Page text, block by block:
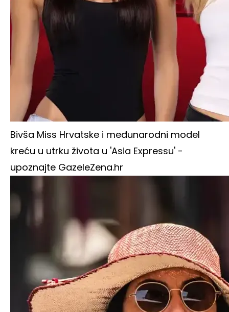
Bivša Miss Hrvatske i međunarodni model
kreću u utrku života u 'Asia Expressu' -
upoznajte GazeleZena.hr